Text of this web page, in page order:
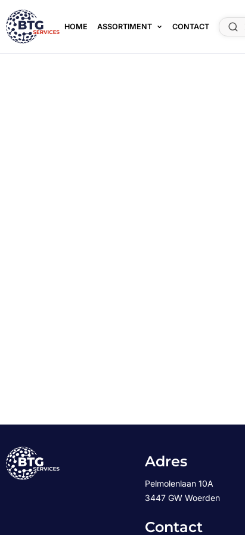
HOME ASSORTIMENT CONTACT
Adres
Pelmolenlaan 10A
3447 GW Woerden
Contact